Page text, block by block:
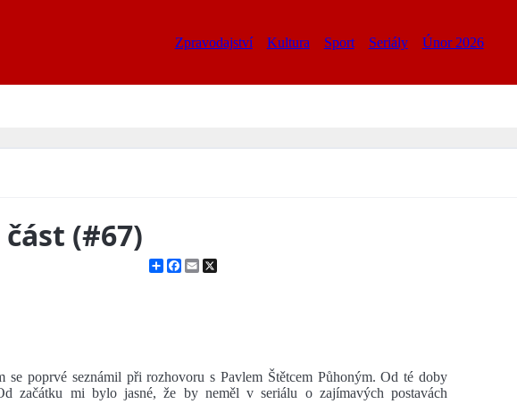
Zpravodajství Kultura Sport Seriály Únor 2026
(#67)
ShareFacebook
Email
se poprvé seznámil při rozhovoru s Pavlem Štětcem Půhoným. Od té doby
začátku mi bylo jasné, že by neměl v seriálu o zajímavých postavách